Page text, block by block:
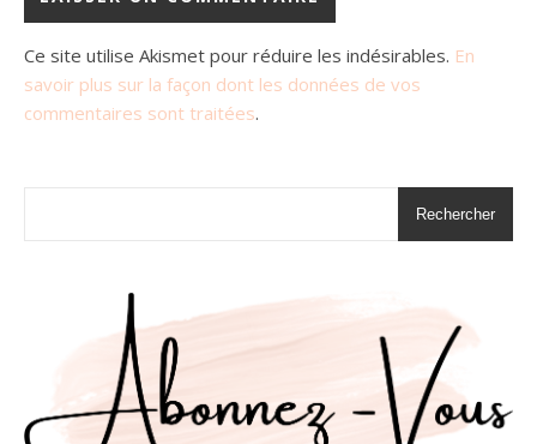
Ce site utilise Akismet pour réduire les indésirables. En
savoir plus sur la façon dont les données de vos
commentaires sont traitées.
Rechercher